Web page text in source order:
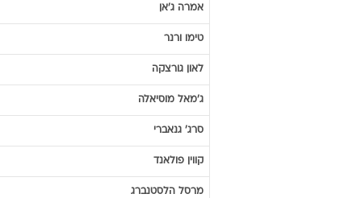
אמרה ג'אן
טימו ורנר
לאון גורצקה
ג'מאל מוסיאלה
סרג' גנאברי
קווין פולאנד
מרסל הלסטנברג